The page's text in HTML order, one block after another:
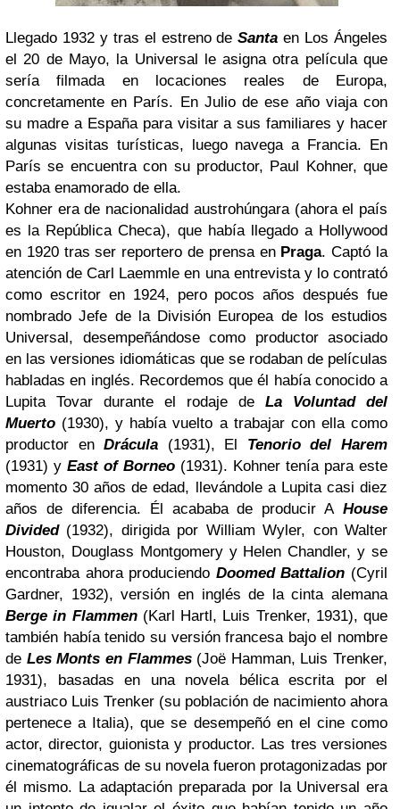
Llegado 1932 y tras el estreno deSanta en Los Ángeles
el 20 de Mayo, la Universal le asigna otra película que
sería filmada en locaciones reales de Europa,
concretamente en París. En Julio de ese año viaja con
su madre a España para visitar a sus familiares y hacer
algunas visitas turísticas, luego navega a Francia. En
París se encuentra con su productor, Paul Kohner, que
estaba enamorado de ella.
Kohner era de nacionalidad austrohúngara (ahora el país
es la República Checa), que había llegado a Hollywood
en 1920 tras ser reportero de prensa en Praga. Captó la
atención de Carl Laemmle en una entrevista y lo contrató
como escritor en 1924, pero pocos años después fue
nombrado Jefe de la División Europea de los estudios
Universal, desempeñándose como productor asociado
en las versiones idiomáticas que se rodaban de películas
habladas en inglés. Recordemos que él había conocido a
Lupita Tovar durante el rodaje de La Voluntad del
Muerto (1930), y había vuelto a trabajar con ella como
productor enDrácula (1931), El Tenorio del Harem
(1931) y East of Borneo (1931). Kohner tenía para este
momento 30 años de edad, llevándole a Lupita casi diez
años de diferencia. Él acababa de producir AHouse
Divided(1932), dirigida por William Wyler, con Walter
Houston, Douglass Montgomery y Helen Chandler, y se
encontraba ahora produciendo Doomed Battalion (Cyril
Gardner, 1932), versión en inglés de la cinta alemana
Berge in Flammen(Karl Hartl, Luis Trenker, 1931), que
también había tenido su versión francesa bajo el nombre
de Les Monts en Flammes(Joë Hamman, Luis Trenker,
1931), basadas en una novela bélica escrita por el
austriaco Luis Trenker (su población de nacimiento ahora
pertenece a Italia), que se desempeñó en el cine como
actor, director, guionista y productor. Las tres versiones
cinematográficas de su novela fueron protagonizadas por
él mismo. La adaptación preparada por la Universal era